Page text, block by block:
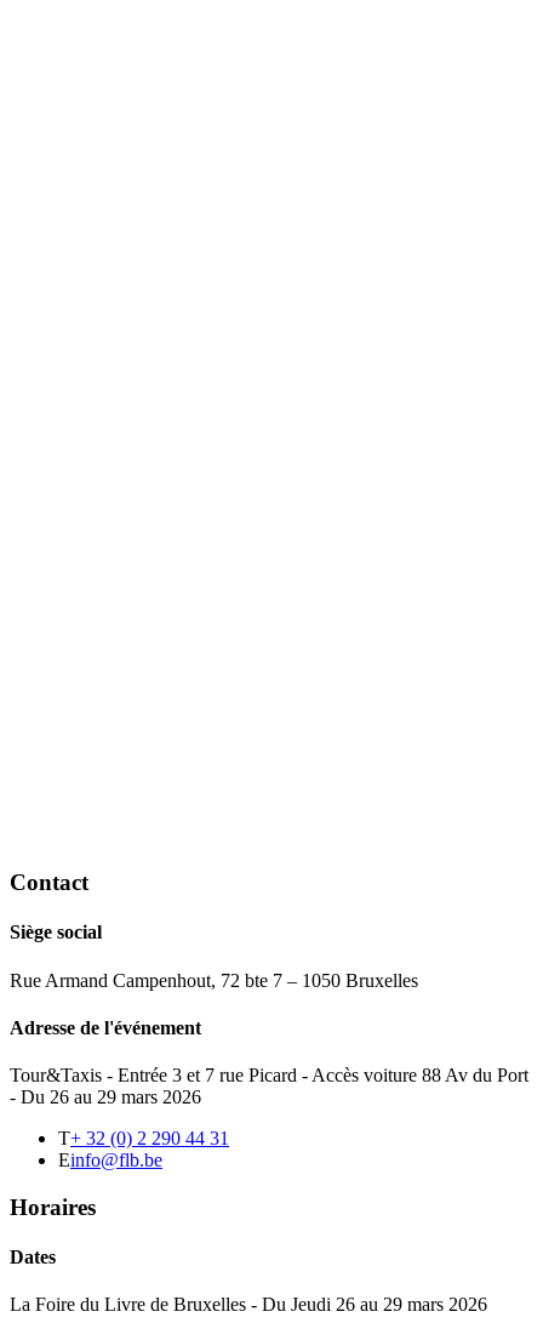
Contact
Siège social
Rue Armand Campenhout, 72 bte 7 – 1050 Bruxelles
Adresse de l'événement
Tour&Taxis - Entrée 3 et 7 rue Picard - Accès voiture 88 Av du Port
- Du 26 au 29 mars 2026
T+ 32 (0) 2 290 44 31
Einfo@flb.be
Horaires
Dates
La Foire du Livre de Bruxelles - Du Jeudi 26 au 29 mars 2026